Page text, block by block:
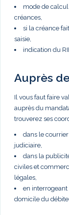
mode de
créances,
si la créance
saisie,
indication du
Auprès
Il vous faut faire
auprès du
trouverez ses
dans le
judiciaire,
dans la
civiles et
légales,
en
domicile du